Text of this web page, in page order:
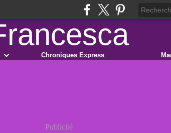
Chroniques Express
Publicité